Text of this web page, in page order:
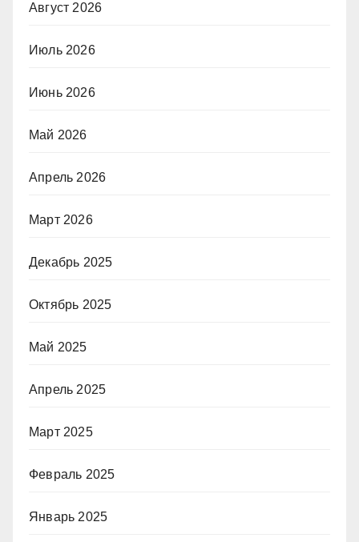
Август 2026
Июль 2026
Июнь 2026
Май 2026
Апрель 2026
Март 2026
Декабрь 2025
Октябрь 2025
Май 2025
Апрель 2025
Март 2025
Февраль 2025
Январь 2025